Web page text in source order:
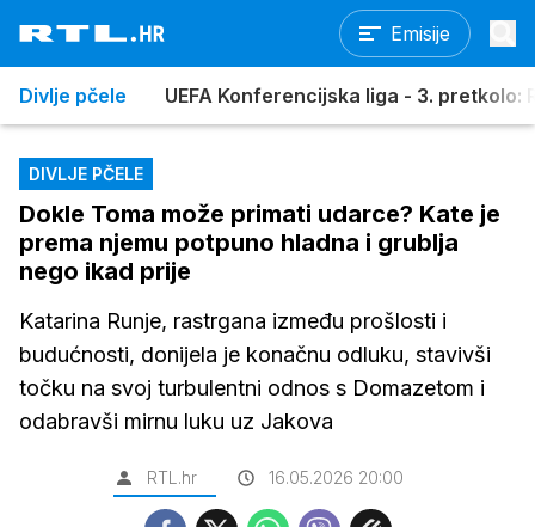
Emisije
Divlje pčele UEFA Konferencijska liga - 3. pretkolo:
DIVLJE PČELE
Dokle Toma može primati udarce? Kate je
prema njemu potpuno hladna i grublja
nego ikad prije
Katarina Runje, rastrgana između prošlosti i
budućnosti, donijela je konačnu odluku, stavivši
točku na svoj turbulentni odnos s Domazetom i
odabravši mirnu luku uz Jakova
RTL.hr 16.05.2026 20:00